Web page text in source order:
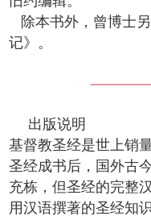
除本书外，曾博士
记》。
出版说明
基督教圣经是世上销
圣经成书后，国外古
充栋，但圣经的完整
用汉语撰著的圣经知